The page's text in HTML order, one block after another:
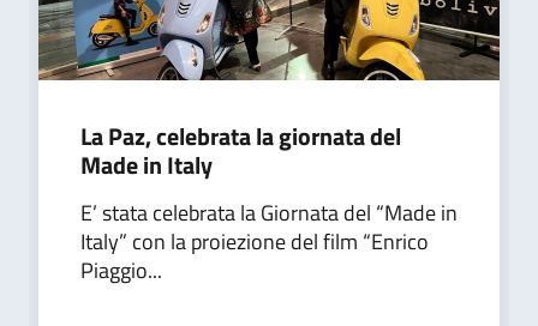
La Paz, celebrata la giornata del
Made in Italy
E’ stata celebrata la Giornata del “Made in
Italy” con la proiezione del film “Enrico
Piaggio...